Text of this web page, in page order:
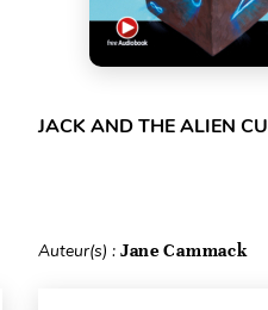
JACK AND THE ALIEN
Auteur(s) : Jane Cammack